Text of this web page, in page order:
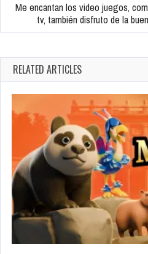
Me encantan los video juegos,
tv, también disfruto de la
RELATED ARTICLES